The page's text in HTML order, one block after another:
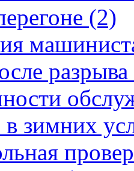
(2)
разрыва
в зимних